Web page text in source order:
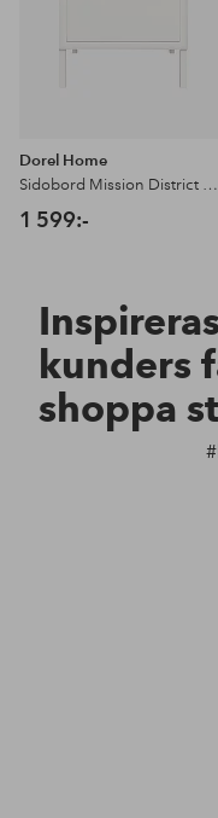
Dorel Home
Sidobord Mission District Metal Locker
1 599:-
kunders
shoppa